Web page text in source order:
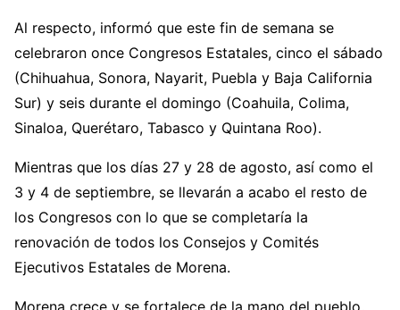
Al respecto, informó que este fin de semana se
celebraron once Congresos Estatales, cinco el sábado
(Chihuahua, Sonora, Nayarit, Puebla y Baja California
Sur) y seis durante el domingo (Coahuila, Colima,
Sinaloa, Querétaro, Tabasco y Quintana Roo).
Mientras que los días 27 y 28 de agosto, así como el
3 y 4 de septiembre, se llevarán a acabo el resto de
los Congresos con lo que se completaría la
renovación de todos los Consejos y Comités
Ejecutivos Estatales de Morena.